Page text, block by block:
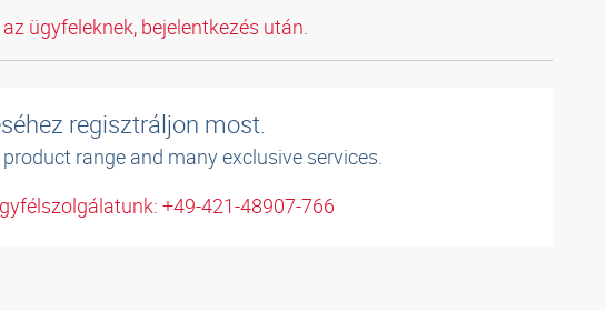
ügyfeleknek, bejelentkezés után.
regisztráljon most.
range and many exclusive services.
+49-421-48907-766